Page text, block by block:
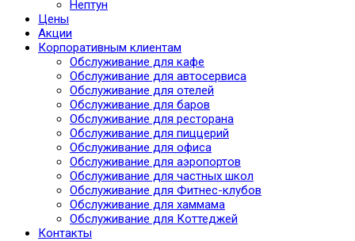
Нептун
Цены
Акции
Корпоративным клиентам
Обслуживание для кафе
Обслуживание для автосервиса
Обслуживание для отелей
Обслуживание для баров
Обслуживание для ресторана
Обслуживание для пиццерий
Обслуживание для офиса
Обслуживание для аэропортов
Обслуживание для частных школ
Обслуживание для Фитнес-клубов
Обслуживание для хаммама
Обслуживание для Коттеджей
Контакты